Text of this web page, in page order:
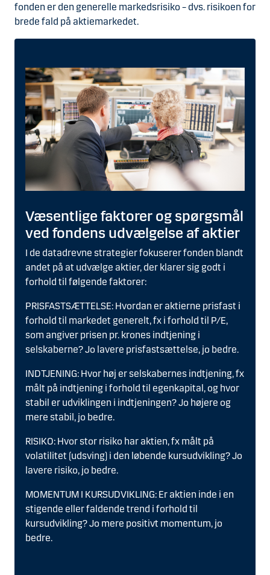
fonden er den generelle markedsrisiko – dvs. risikoen for
brede fald på aktiemarkedet.
Væsentlige faktorer og spørgsmål
ved fondens udvælgelse af aktier
I de datadrevne strategier fokuserer fonden blandt
andet på at udvælge aktier, der klarer sig godt i
forhold til følgende faktorer:
PRISFASTSÆTTELSE: Hvordan er aktierne prisfast i
forhold til markedet generelt, fx i forhold til P/E,
som angiver prisen pr. krones indtjening i
selskaberne? Jo lavere prisfastsættelse, jo bedre.
INDTJENING: Hvor høj er selskabernes indtjening, fx
målt på indtjening i forhold til egenkapital, og hvor
stabil er udviklingen i indtjeningen? Jo højere og
mere stabil, jo bedre.
RISIKO: Hvor stor risiko har aktien, fx målt på
volatilitet (udsving) i den løbende kursudvikling? Jo
lavere risiko, jo bedre.
MOMENTUM I KURSUDVIKLING: Er aktien inde i en
stigende eller faldende trend i forhold til
kursudvikling? Jo mere positivt momentum, jo
bedre.